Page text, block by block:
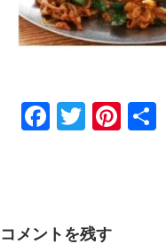
Fac
Twi
Pin
コメントを残す